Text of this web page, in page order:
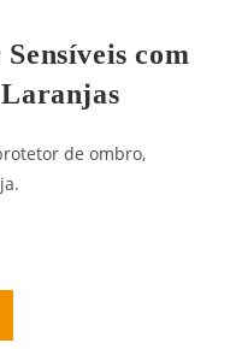
com
de ombro,